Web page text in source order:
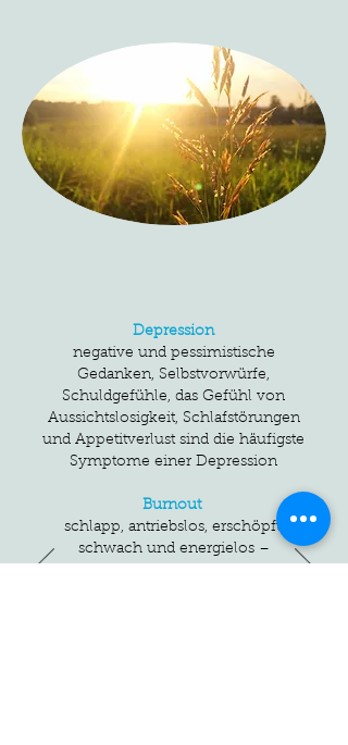
Depression
negative und pessimistische
Gedanken, Selbstvorwürfe,
Schuldgefühle, das Gefühl von
Aussichtslosigkeit, Schlafstörungen
und Appetitverlust sind die häufigste
Symptome einer Depression
Burnout
schlapp, antriebslos, erschöpft,
schwach und energielos –